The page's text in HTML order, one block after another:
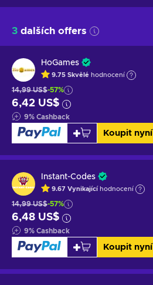
3 dalších offers
HoGames
9.75 Skvělé hodnocení
14,99 US$-57%
6,42 US$
9% Cashback
Koupit nyní
Instant-Codes
9.67 Vynikající hodnocení
14,99 US$-57%
6,48 US$
9% Cashback
Koupit nyní